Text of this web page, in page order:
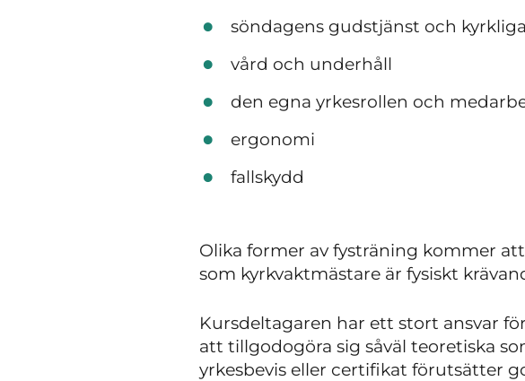
söndagens gudstjänst och
vård och underhåll
den egna yrkesrollen och
ergonomi
fallskydd
Olika former av fysträning kommer
som kyrkvaktmästare är fysiskt
Kursdeltagaren har ett stort ansvar
att tillgodogöra sig såväl teoretiska
yrkesbevis eller certifikat förutsätter